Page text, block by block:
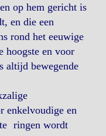
op hem gericht is
en die een
rond het eeuwige
hoogste en voor
bewegende
enkelvoudige en
ringen wordt